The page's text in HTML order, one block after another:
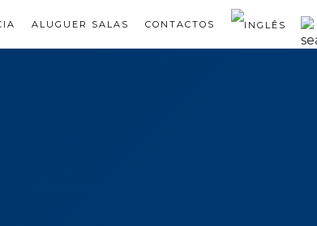
ALUGUER SALAS CONTACTOS